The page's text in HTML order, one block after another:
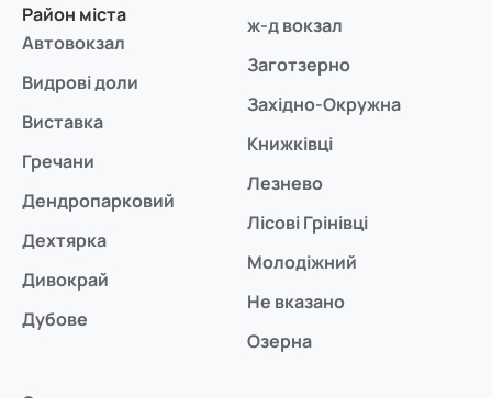
Район міста
Автовокзал
Видрові доли
Виставка
Гречани
Дендропарковий
Дехтярка
Дивокрай
Дубове
ж-д вокзал
Заготзерно
Західно-Окружна
Книжківці
Лезнево
Лісові Грінівці
Молодіжний
Не вказано
Озерна